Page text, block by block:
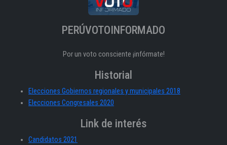
PERÚVOTOINFORMADO
Por un voto consciente ¡infórmate!
Historial
Elecciones Gobiernos regionales y municipales 2018
Elecciones Congresales 2020
Link de interés
Candidatos 2021